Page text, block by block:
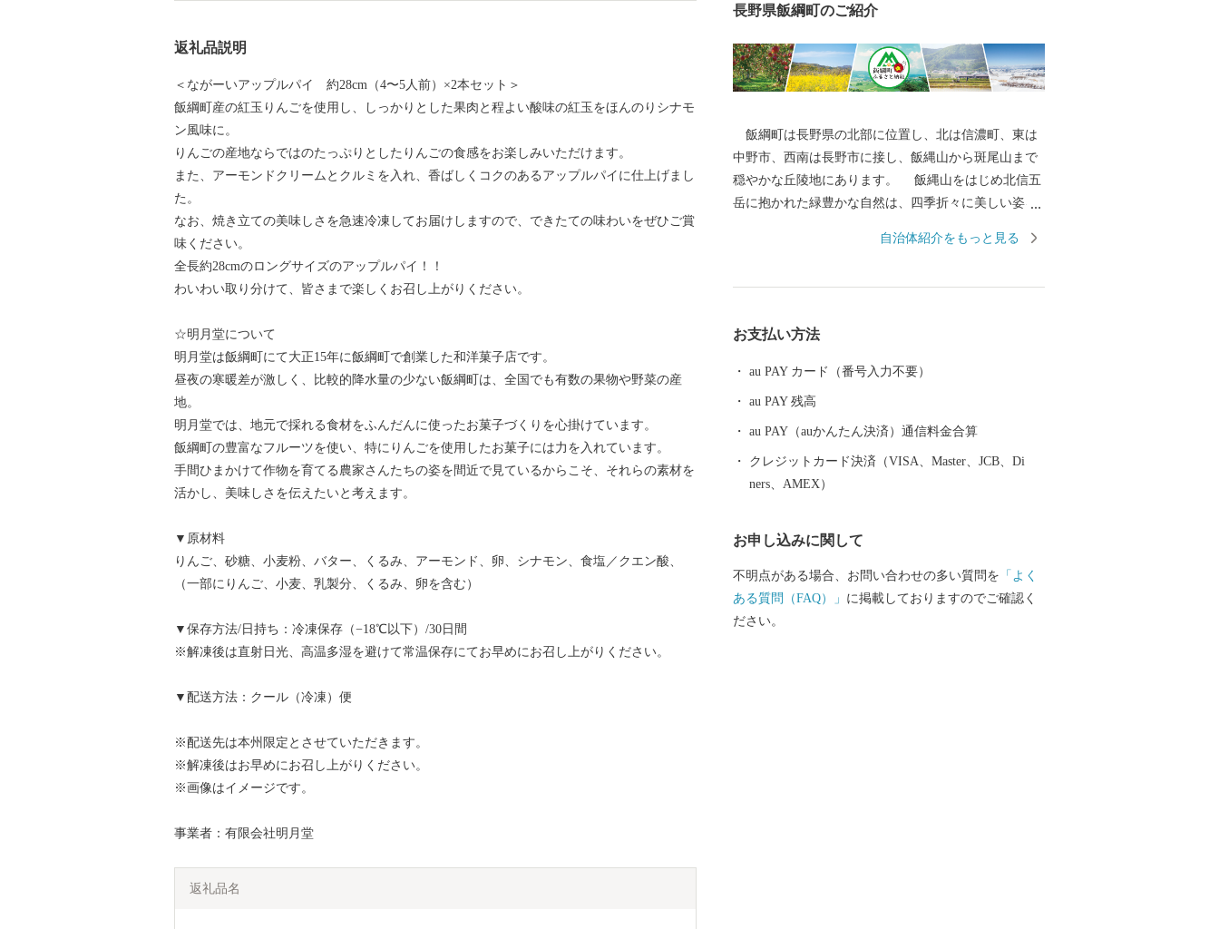
返礼品説明
＜ながーいアップルパイ 約28cm（4〜5人前）×2本セット＞
飯綱町産の紅玉りんごを使用し、しっかりとした果肉と程よい酸味の紅玉をほんのりシナモ
ン風味に。
りんごの産地ならではのたっぷりとしたりんごの食感をお楽しみいただけます。
また、アーモンドクリームとクルミを入れ、香ばしくコクのあるアップルパイに仕上げまし
た。
なお、焼き立ての美味しさを急速冷凍してお届けしますので、できたての味わいをぜひご賞
味ください。
全長約28cmのロングサイズのアップルパイ！！
わいわい取り分けて、皆さまで楽しくお召し上がりください。
☆明月堂について
明月堂は飯綱町にて大正15年に飯綱町で創業した和洋菓子店です。
昼夜の寒暖差が激しく、比較的降水量の少ない飯綱町は、全国でも有数の果物や野菜の産
地。
明月堂では、地元で採れる食材をふんだんに使ったお菓子づくりを心掛けています。
飯綱町の豊富なフルーツを使い、特にりんごを使用したお菓子には力を入れています。
手間ひまかけて作物を育てる農家さんたちの姿を間近で見ているからこそ、それらの素材を
活かし、美味しさを伝えたいと考えます。
▼原材料
りんご、砂糖、小麦粉、バター、くるみ、アーモンド、卵、シナモン、食塩／クエン酸、
（一部にりんご、小麦、乳製分、くるみ、卵を含む）
▼保存方法/日持ち：冷凍保存（−18℃以下）/30日間
※解凍後は直射日光、高温多湿を避けて常温保存にてお早めにお召し上がりください。
▼配送方法：クール（冷凍）便
※配送先は本州限定とさせていただきます。
※解凍後はお早めにお召し上がりください。
※画像はイメージです。
事業者：有限会社明月堂
返礼品名
長野県飯綱町のご紹介
飯綱町は長野県の北部に位置し、北は信濃町、東は
中野市、西南は長野市に接し、飯縄山から斑尾山まで
穏やかな丘陵地にあります。 飯縄山をはじめ北信五
岳に抱かれた緑豊かな自然は、四季折々に美しい姿を
たゆまぬ努力によって、農業はもとよりあらゆる産業
ベッドタウンや北信地域の観光拠点として、また、飯
綱町産コシヒカリはもとより、りんごやももなど果樹
れ四季を通じて魅力ある飯綱町に是非お立ち寄りくだ
さい。
自治体紹介をもっと見る
お支払い方法
au PAY カード（番号入力不要）
au PAY 残高
au PAY（auかんたん決済）通信料金合算
クレジットカード決済（VISA、Master、JCB、Di
ners、AMEX）
お申し込みに関して
不明点がある場合、お問い合わせの多い質問を 「よく
ある質問（FAQ）」 に掲載しておりますのでご確認く
ださい。